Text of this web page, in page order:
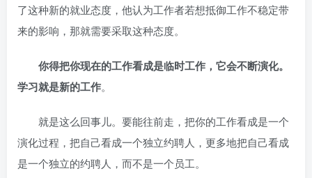
了这种新的就业态度，他认为工作者若想抵御工作不稳定带
来的影响，那就需要采取这种态度。
你得把你现在的工作看成是临时工作，它会不断演化。
学习就是新的工作。
就是这么回事儿。要能往前走，把你的工作看成是一个
演化过程，把自己看成一个独立约聘人，更多地把自己看成
是一个独立的约聘人，而不是一个员工。